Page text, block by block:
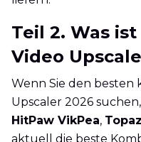
Teil 2. Was
Video
Wenn Sie den besten
Upscaler 2026
HitPaw VikPea,
aktuell die beste